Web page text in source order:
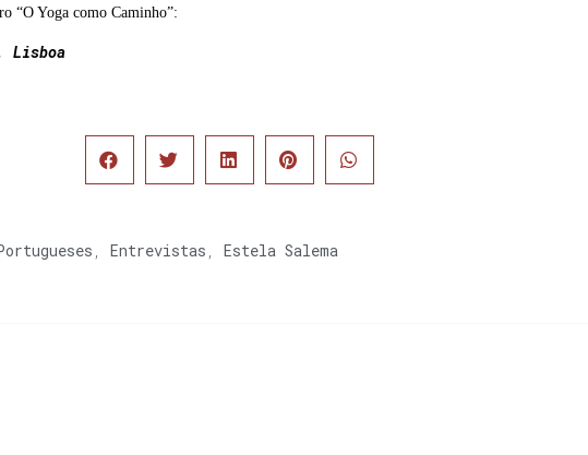
“O Yoga como Caminho”:
Lisboa
Entrevistas Estela Salema